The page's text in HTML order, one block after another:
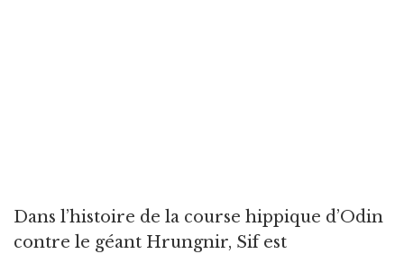
Dans l’histoire de la course hippique d’Odin
contre le géant Hrungnir, Sif est